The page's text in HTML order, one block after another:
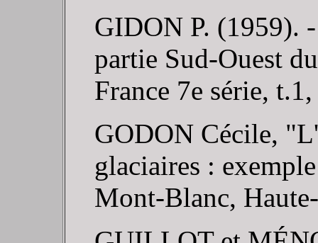
GIDON P. (1959).
partie Sud-Ouest
France 7e série,
GODON Cécile,
glaciaires :
Mont-Blanc,